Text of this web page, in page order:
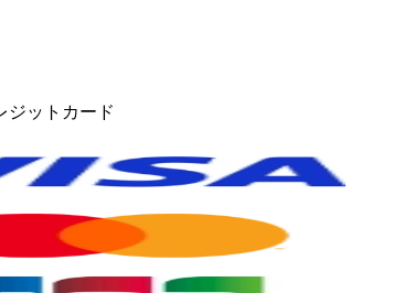
ジットカード